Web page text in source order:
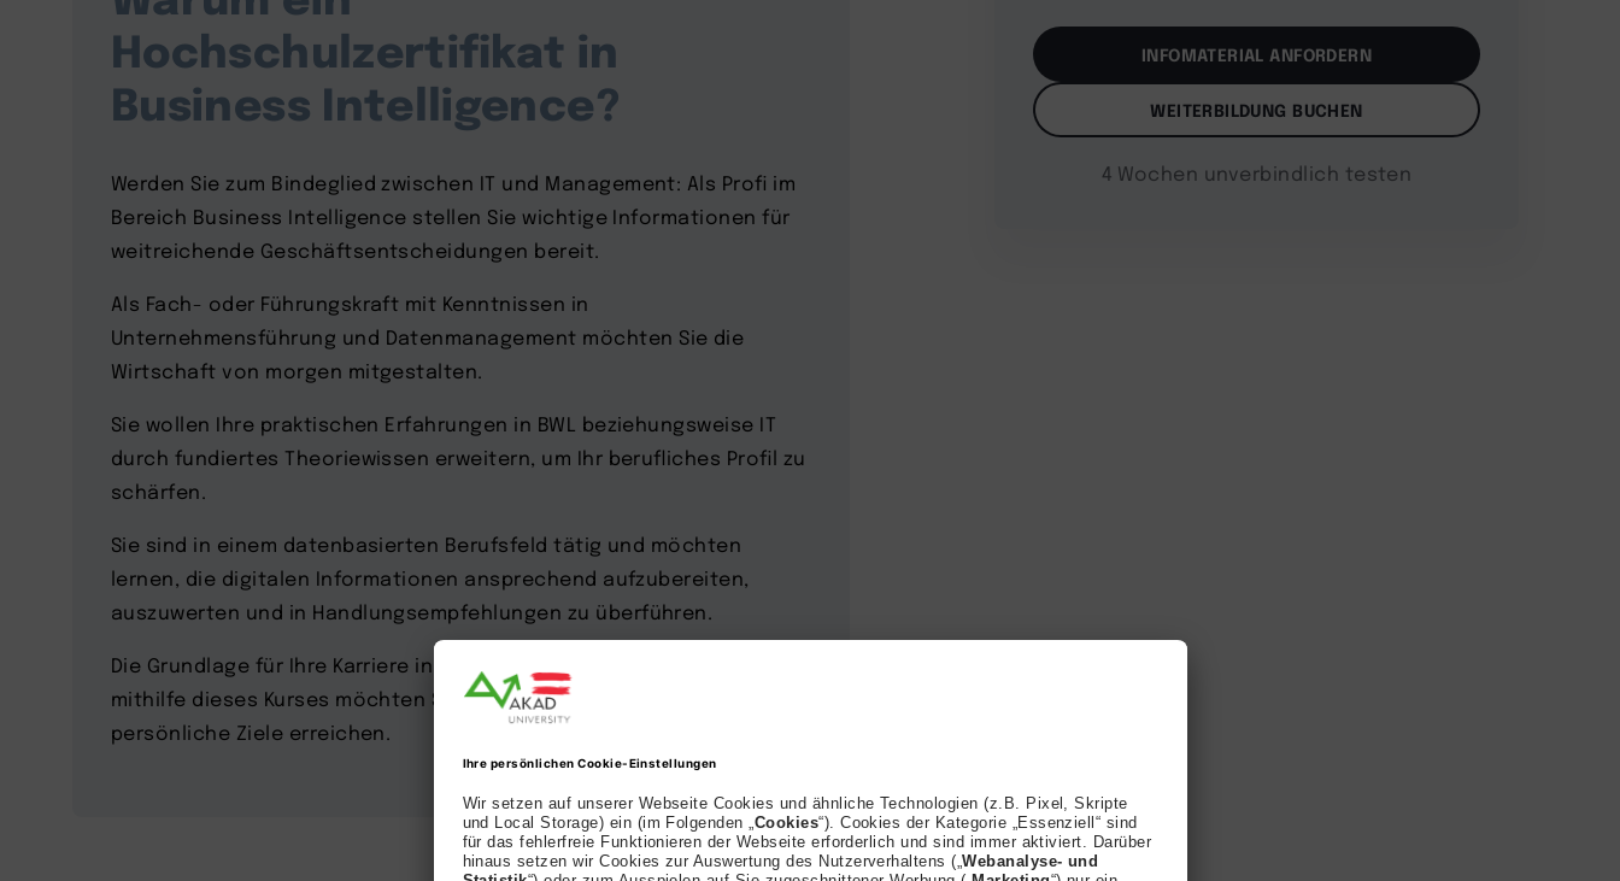
INFOMATERIAL ANFORDERN
WEITERBILDUNG BUCHEN
4 Wochen unverbindlich testen
Hochschulzertifikat in
Business Intelligence?
Werden Sie zum Bindeglied zwischen IT und Management: Als Profi im
Bereich Business Intelligence stellen Sie wichtige Informationen für
weitreichende Geschäftsentscheidungen bereit.
Als Fach- oder Führungskraft mit Kenntnissen in
Unternehmensführung und Datenmanagement möchten Sie die
Wirtschaft von morgen mitgestalten.
Sie wollen Ihre praktischen Erfahrungen in BWL beziehungsweise IT
durch fundiertes Theoriewissen erweitern, um Ihr berufliches Profil zu
schärfen.
Sie sind in einem datenbasierten Berufsfeld tätig und möchten
lernen, die digitalen Informationen ansprechend aufzubereiten,
auszuwerten und in Handlungsempfehlungen zu überführen.
Die Grundlage für Ihre Karriere in BWL oder IT haben Sie gelegt –
mithilfe dieses Kurses möchten Sie nun neue berufliche und
persönliche Ziele erreichen.